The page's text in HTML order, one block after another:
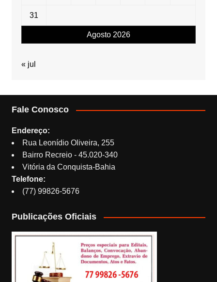
Agosto 2026
31
« jul
Fale Conosco
Endereço:
Rua Leonídio Oliveira, 255
Bairro Recreio - 45.020-340
Vitória da Conquista-Bahia
Telefone:
(77) 99826-5676
Publicações Oficiais